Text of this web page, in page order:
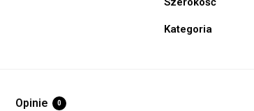
Kategoria
Opinie 0